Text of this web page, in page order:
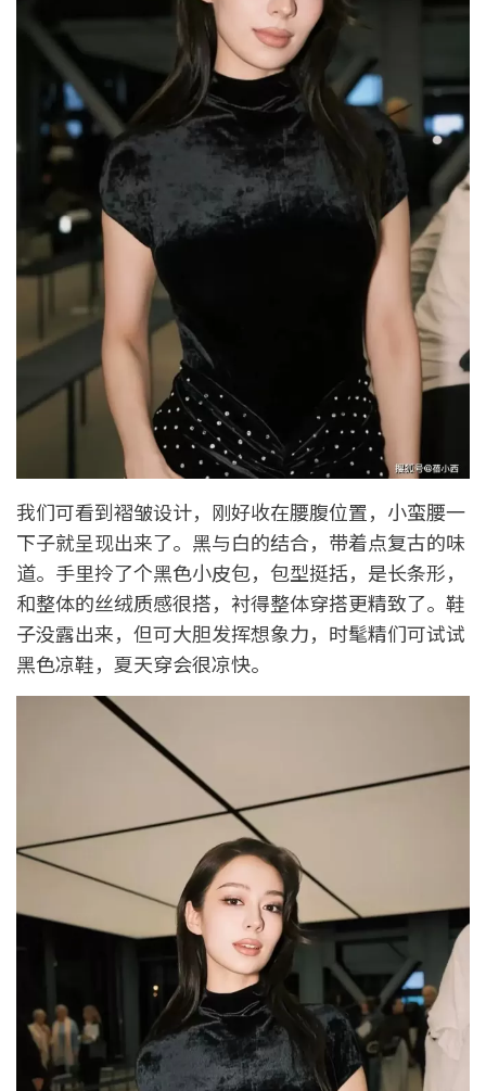
我们可看到褶皱设计，刚好收在腰腹位置，小蛮腰一
下子就呈现出来了。黑与白的结合，带着点复古的味
道。手里拎了个黑色小皮包，包型挺括，是长条形，
和整体的丝绒质感很搭，衬得整体穿搭更精致了。鞋
子没露出来，但可大胆发挥想象力，时髦精们可试试
黑色凉鞋，夏天穿会很凉快。